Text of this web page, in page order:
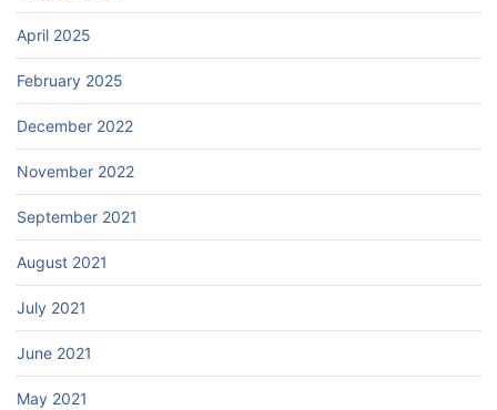
April 2025
February 2025
December 2022
November 2022
September 2021
August 2021
July 2021
June 2021
May 2021